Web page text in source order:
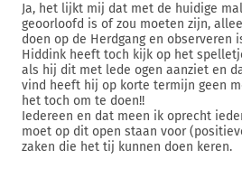
Ja, het lijkt mij dat met de huidige
geoorloofd is of zou moeten zijn,
doen op de Herdgang en observeren
Hiddink heeft toch kijk op het
als hij dit met lede ogen aanziet en
vind heeft hij op korte termijn geen
het toch om te doen!!
Iedereen en dat meen ik oprecht
moet op dit open staan voor
zaken die het tij kunnen doen keren.